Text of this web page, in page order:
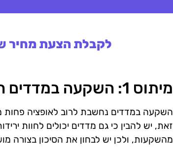
לקבלת הצעת מחיר
מיתוס 1: השקעה במדדים היא תמיד בטוחה
השקעה במדדים נחשבת לרוב לאופציה פחות
זאת, יש להבין כי גם מדדים יכולים לחוות
מהשקעות, ולכן יש לבחון את הסיכון בצורה